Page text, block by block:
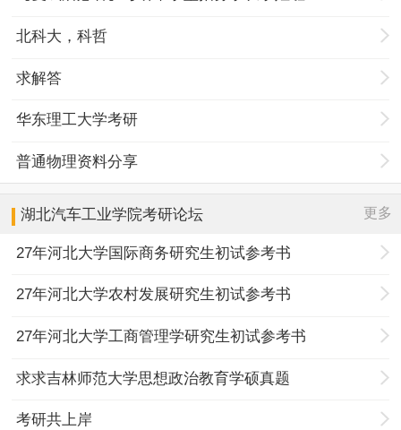
北科大，科哲
求解答
华东理工大学考研
普通物理资料分享
湖北汽车工业学院考研论坛 更多
27年河北大学国际商务研究生初试参考书
27年河北大学农村发展研究生初试参考书
27年河北大学工商管理学研究生初试参考书
求求吉林师范大学思想政治教育学硕真题
考研共上岸